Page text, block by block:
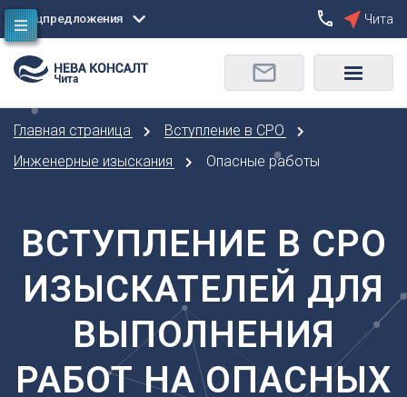
Сбросить
Москва
Санкт-Петербург
Б
Барнаул
Белгород
Брянск
Владивосток
Владикавказ
О
Орел
Оренбург
Пермь
Р
Ростов-на-Дону
Рязань
С
Самара
Спецпредложения Чита
Чита
Главная страница
Вступление в СРО
Инженерные изыскания
Опасные работы
ВСТУПЛЕНИЕ В СРО
ИЗЫСКАТЕЛЕЙ ДЛЯ
ВЫПОЛНЕНИЯ
РАБОТ НА ОПАСНЫХ